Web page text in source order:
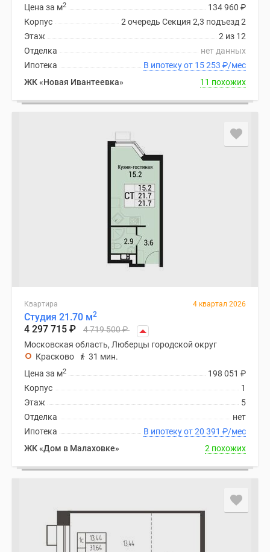
134 960 ₽
Цена за м2
2 очередь Секция 2,3 подъезд 2
Корпус
2 из 12
Этаж
нет данных
Отделка
В ипотеку от 15 253 ₽/мес
Ипотека
ЖК «Новая Ивантеевка»
11 похожих
Квартира 4 квартал 2026
Студия 21.70 м2
4 297 715 ₽ 4 719 500₽
Московская область, Люберцы городской округ
Красково
31 мин.
198 051 ₽
Цена за м2
1
Корпус
5
Этаж
нет
Отделка
В ипотеку от 20 391 ₽/мес
Ипотека
ЖК «Дом в Малаховке»
2 похожих